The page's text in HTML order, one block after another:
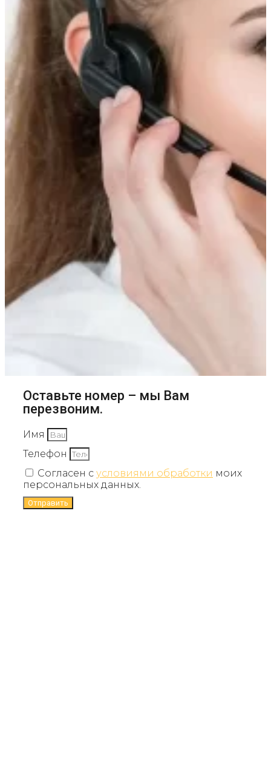
Оставьте номер – мы Вам
перезвоним.
Имя
Телефон
Согласен с условиями обработки моих
персональных данных.
Отправить